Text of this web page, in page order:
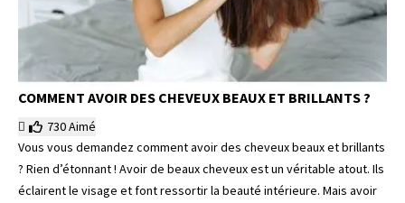
COMMENT AVOIR DES CHEVEUX BEAUX ET BRILLANTS ?
730Aimé
Vous vous demandez comment avoir des cheveux beaux et brillants
? Rien d’étonnant ! Avoir de beaux cheveux est un véritable atout. Ils
éclairent le visage et font ressortir la beauté intérieure. Mais avoir